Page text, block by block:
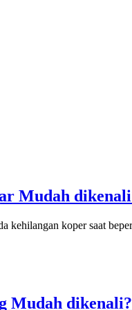
Mudah
kehilangan koper saat
Mudah dikenali?